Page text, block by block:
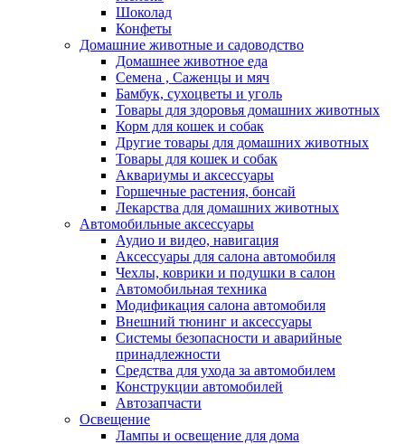
Шоколад
Конфеты
Домашние животные и садоводство
Домашнее животное еда
Семена , Саженцы и мяч
Бамбук, сухоцветы и уголь
Товары для здоровья домашних животных
Корм для кошек и собак
Другие товары для домашних животных
Товары для кошек и собак
Аквариумы и аксессуары
Горшечные растения, бонсай
Лекарства для домашних животных
Автомобильные аксессуары
Аудио и видео, навигация
Аксессуары для салона автомобиля
Чехлы, коврики и подушки в салон
Автомобильная техника
Модификация салона автомобиля
Внешний тюнинг и аксессуары
Системы безопасности и аварийные
принадлежности
Средства для ухода за автомобилем
Конструкции автомобилей
Автозапчасти
Освещение
Лампы и освещение для дома